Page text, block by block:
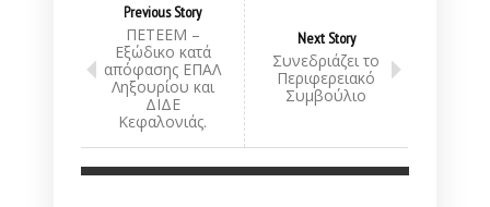
Previous Story
ΠΕΤΕΕΜ –
Εξώδικο κατά
απόφασης ΕΠΑΛ
Ληξουρίου και
ΔΙΔΕ
Κεφαλονιάς.
Next Story
Συνεδριάζει το
Περιφερειακό
Συμβούλιο